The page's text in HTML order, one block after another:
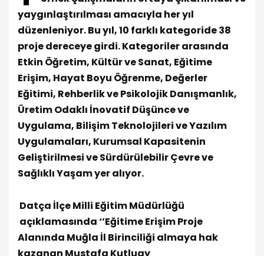
yaygınlaştırılması amacıyla her yıl
düzenleniyor. Bu yıl, 10 farklı kategoride 38
proje dereceye girdi.Kategoriler arasında
Etkin Öğretim, Kültür ve Sanat, Eğitime
Erişim, Hayat Boyu Öğrenme, Değerler
Eğitimi, Rehberlik ve Psikolojik Danışmanlık,
Üretim Odaklı İnovatif Düşünce ve
Uygulama, Bilişim Teknolojileri ve Yazılım
Uygulamaları, Kurumsal Kapasitenin
Geliştirilmesi ve Sürdürülebilir Çevre ve
Sağlıklı Yaşam yer alıyor.
Datça İlçe Milli Eğitim Müdürlüğü
açıklamasında ‘’Eğitime Erişim Proje
Alanında Muğla İl Birinciliği almaya hak
kazanan Mustafa Kutluay